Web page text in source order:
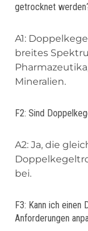
getrocknet
A1:
breites
Mineralien.
F2: Sind
A2: Ja, die
bei.
F3: Kann ich einen
Anforderungen